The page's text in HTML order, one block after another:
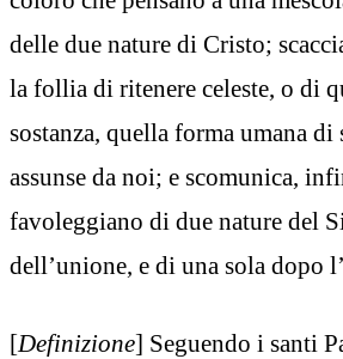
delle due nature di Cristo;
la follia di ritenere celeste, o di
sostanza, quella forma umana di
assunse da noi; e scomunica,
favoleggiano di due nature del
dell’unione, e di una sola dopo
[Definizione] Seguendo i santi